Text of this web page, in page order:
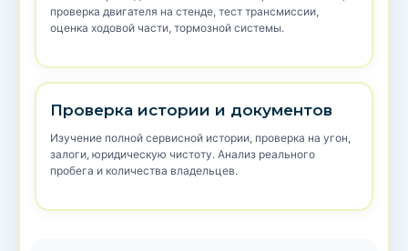
проверка двигателя на стенде, тест трансмиссии,
оценка ходовой части, тормозной системы.
Проверка истории и документов
Изучение полной сервисной истории, проверка на угон,
залоги, юридическую чистоту. Анализ реального
пробега и количества владельцев.